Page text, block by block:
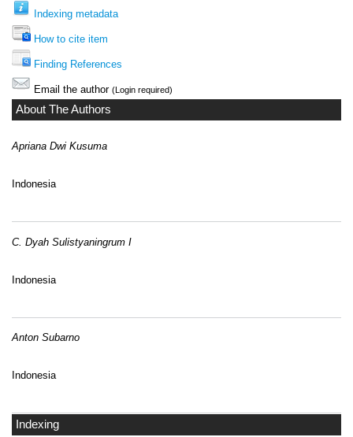
Indexing metadata
How to cite item
Finding References
Email the author (Login required)
About The Authors
Apriana Dwi Kusuma
Indonesia
C. Dyah Sulistyaningrum I
Indonesia
Anton Subarno
Indonesia
Indexing